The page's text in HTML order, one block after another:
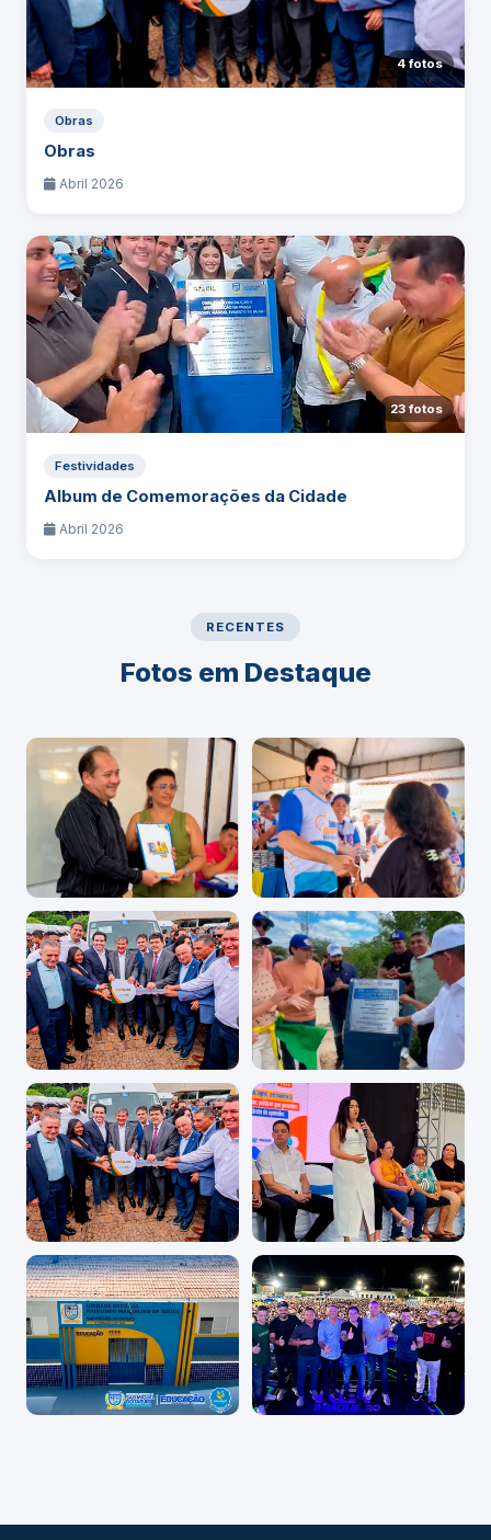
4 fotos
Obras
Obras
Abril 2026
23 fotos
Festividades
Album de Comemorações da Cidade
Abril 2026
RECENTES
Fotos em Destaque